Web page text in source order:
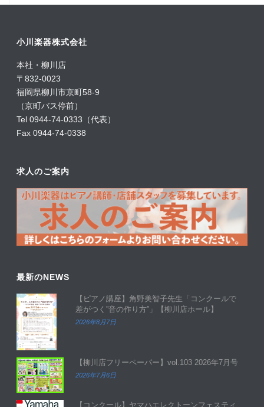
小川楽器株式会社
本社・柳川店
〒832-0023
福岡県柳川市京町58-9
（京町バス停前）
Tel 0944-74-0333（代表）
Fax 0944-74-0338
求人のご案内
最新のNEWS
【ピアノ講座】角野美智子先生「コンクールで
差がつく”音の作り方”」【柳川店ホール】
2026年8月7日
【柳川店フリーペーパー】vol.103 2026年7月号
2026年7月6日
【コンクール】ヤマハエレクトーンフェスティ